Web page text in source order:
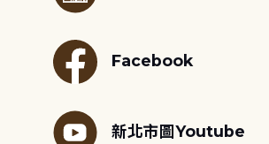
Facebook
新北市圖Youtube